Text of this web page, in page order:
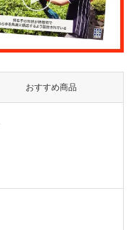
おすすめ商品